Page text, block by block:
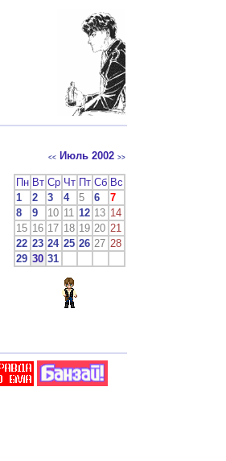
<< Июль 2002 >>
Пн Вт Ср Чт Пт Сб Вс
1
2 3 4 5 6
7
8
9 10 11 12 13 14
15 16 17 18 19 20 21
22 23 24 25 26 27 28
29 30 31